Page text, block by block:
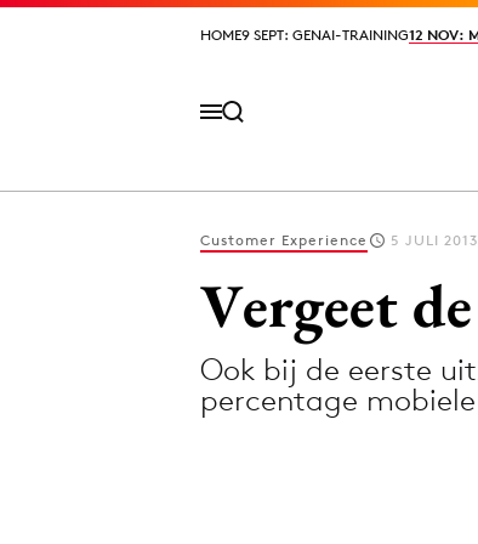
HOME9 SEPT: GENAI-TRAINING12 NOV:
HOME9 SEPT: GENAI-TRAINING12 NOV:
Customer Experience 5 JULI 2013
Vergeet
Ook bij de eerste
percentage